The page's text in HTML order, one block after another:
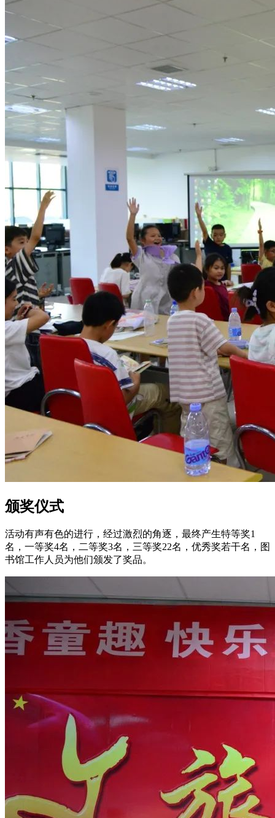
颁奖仪式
活动有声有色的进行，经过激烈的角逐，最终产生特等奖1
名，一等奖4名，二等奖3名，三等奖22名，优秀奖若干名，图
书馆工作人员为他们颁发了奖品。